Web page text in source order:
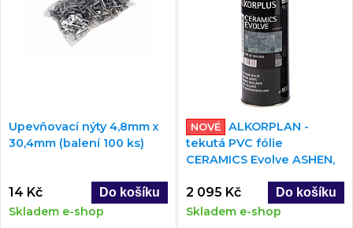
Upevňovací nýty 4,8mm x
30,4mm (balení 100 ks)
14 Kč
Skladem e-shop
NOVÉ
ALKORPLAN -
tekutá PVC fólie
CERAMICS Evolve ASHEN,
2 095 Kč
Skladem e-shop